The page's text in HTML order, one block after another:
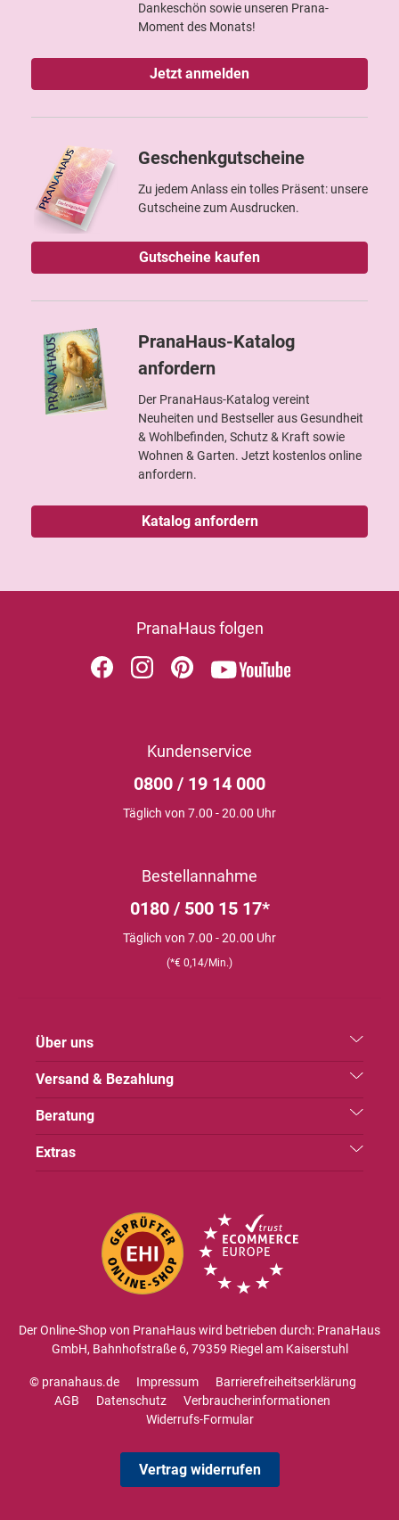
Dankeschön sowie unseren Prana-
Moment des Monats!
Jetzt anmelden
Geschenkgutscheine
Zu jedem Anlass ein tolles Präsent: unsere
Gutscheine zum Ausdrucken.
Gutscheine kaufen
PranaHaus-Katalog
anfordern
Der PranaHaus-Katalog vereint
Neuheiten und Bestseller aus Gesundheit
& Wohlbefinden, Schutz & Kraft sowie
Wohnen & Garten. Jetzt kostenlos online
anfordern.
Katalog anfordern
PranaHaus folgen
Kundenservice
0800 / 19 14 000
Täglich von 7.00 - 20.00 Uhr
Bestellannahme
0180 / 500 15 17*
Täglich von 7.00 - 20.00 Uhr
(*€ 0,14/Min.)
Über uns
Versand & Bezahlung
Beratung
Extras
Der Online-Shop von PranaHaus wird betrieben durch: PranaHaus
GmbH, Bahnhofstraße 6, 79359 Riegel am Kaiserstuhl
© pranahaus.de Impressum
Barrierefreiheitserklärung
AGB
Datenschutz
Verbraucherinformationen
Widerrufs-Formular
Vertrag widerrufen